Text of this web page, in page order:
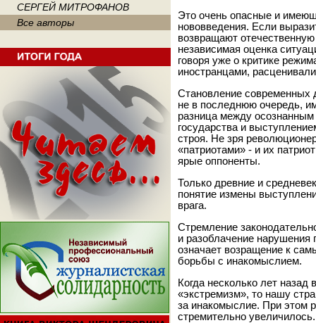
СЕРГЕЙ МИТРОФАНОВ
Все авторы
Это очень опасные и
нововведения. Если
возвращают
независимая оценка
говоря уже о критике
иностранцами,
Становление современных
не в последнюю очередь,
разница между
государства и
строя. Не зря
«патриотами» - и их
ярые оппоненты.
Только древние и
понятие измены
врага.
Стремление
и разоблачение нарушения
означает возращение к
борьбы с инакомыслием.
Когда несколько лет
«экстремизм», то нашу
за инакомыслие. При этом
стремительно увеличилось.